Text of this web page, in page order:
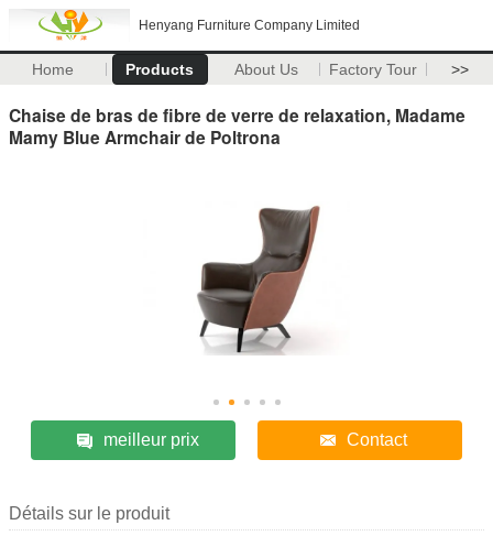
Henyang Furniture Company Limited
Home Products About Us Factory Tour >>
Chaise de bras de fibre de verre de relaxation, Madame
Mamy Blue Armchair de Poltrona
meilleur prix Contact
Détails sur le produit